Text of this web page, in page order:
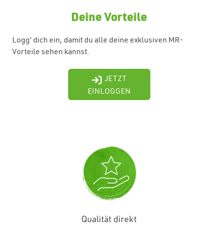
Deine Vorteile
Logg' dich ein, damit du alle deine exklusiven MR-
Vorteile sehen kannst.
JETZT
EINLOGGEN
Qualität direkt